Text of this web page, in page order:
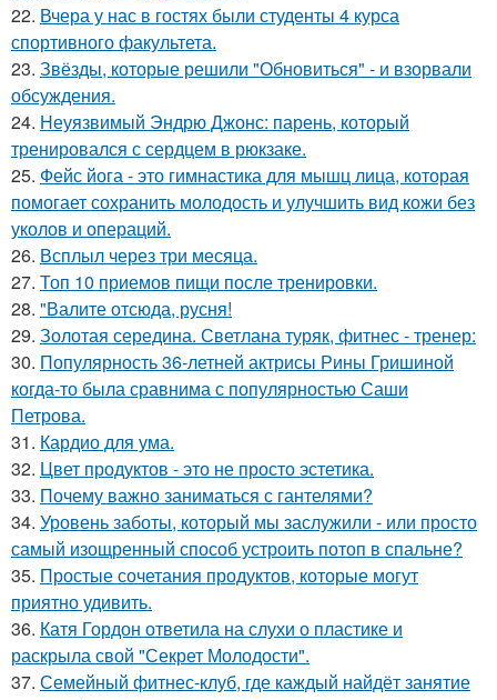
22. Вчера у нас в гостях были студенты 4 курса
спортивного факультета.
23. Звёзды, которые решили "Обновиться" - и взорвали
обсуждения.
24. Неуязвимый Эндрю Джонс: парень, который
тренировался с сердцем в рюкзаке.
25. Фейс йога - это гимнастика для мышц лица, которая
помогает сохранить молодость и улучшить вид кожи без
уколов и операций.
26. Всплыл через три месяца.
27. Топ 10 приемов пищи после тренировки.
28. "Валите отсюда, русня!
29. Золотая середина. Светлана туряк, фитнес - тренер:
30. Популярность 36-летней актрисы Рины Гришиной
когда-то была сравнима с популярностью Саши
Петрова.
31. Кардио для ума.
32. Цвет продуктов - это не просто эстетика.
33. Почему важно заниматься с гантелями?
34. Уровень заботы, который мы заслужили - или просто
самый изощренный способ устроить потоп в спальне?
35. Простые сочетания продуктов, которые могут
приятно удивить.
36. Катя Гордон ответила на слухи о пластике и
раскрыла свой "Секрет Молодости".
37. Семейный фитнес-клуб, где каждый найдёт занятие